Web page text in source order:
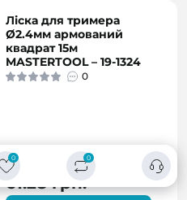
0 0
Ліска для тримера
Ø2.4мм армований
квадрат 15м
MASTERTOOL – 19-1324
0
61.28 грн.